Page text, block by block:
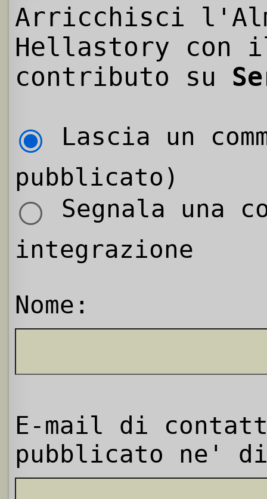
Arricchisci
Hellastory con
contributo su
Lascia un
pubblicato)
Segnala una
integrazione
Nome:
E-mail di
pubblicato ne'